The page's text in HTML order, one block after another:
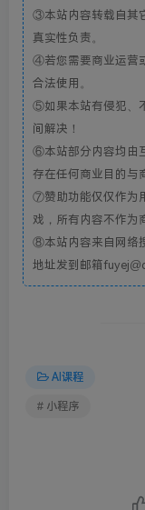
③本站内容转载自其
真实性负责。
④若您需要商业运营
合法使用。
⑤如果本站有侵犯、
间解决！
⑥本站部分内容均由
存在任何商业目的与
⑦赞助功能仅仅作为
戏，所有内容不作为
⑧本站内容来自网络
地址发到邮箱
AI课程
# 小程序